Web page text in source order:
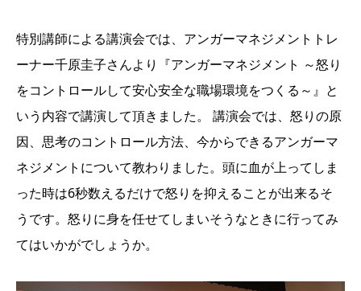
特別講師による講演会では、アンガーマネジメントトレ
ーナー千原圭子さんより『アンガーマネジメント ～怒り
をコントロールして安心安全な職場環境をつくる～』と
いう内容で講演して頂きました。 講演会では、怒りの原
因、思考のコントロール方法、今からできるアンガーマ
ネジメントについて教わりました。頭に血が上ってしま
った時は6秒数えるだけで怒りを抑えることが出来るそ
うです。怒りに身を任せてしまいそうなときに行ってみ
てはいかがでしょうか。